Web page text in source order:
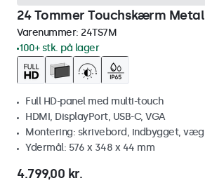
24 Tommer Touchskærm Metal
Varenummer: 24TS7M
100+ stk. på lager
Full HD-panel med multi-touch
HDMI, DisplayPort, USB-C, VGA
Montering: skrivebord, indbygget, væg
Ydermål: 576 x 348 x 44 mm
4.799,00 kr.